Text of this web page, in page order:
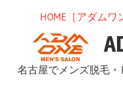
HOME［アダムワ
名古屋でメンズ脱毛